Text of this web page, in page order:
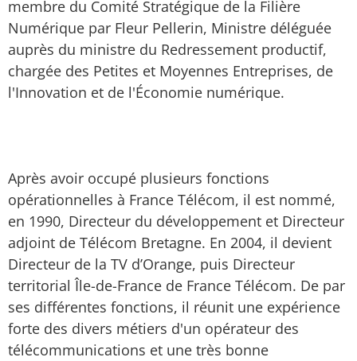
membre du Comité Stratégique de la Filière
Numérique par Fleur Pellerin, Ministre déléguée
auprès du ministre du Redressement productif,
chargée des Petites et Moyennes Entreprises, de
l'Innovation et de l'Économie numérique.
Après avoir occupé plusieurs fonctions
opérationnelles à France Télécom, il est nommé,
en 1990, Directeur du développement et Directeur
adjoint de Télécom Bretagne. En 2004, il devient
Directeur de la TV d’Orange, puis Directeur
territorial Île-de-France de France Télécom. De par
ses différentes fonctions, il réunit une expérience
forte des divers métiers d'un opérateur des
télécommunications et une très bonne